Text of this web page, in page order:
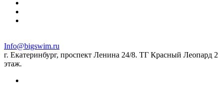
Info@bigswim.ru
г. Екатеринбург, проспект Ленина 24/8. ТГ Красный Леопард 2
этаж.